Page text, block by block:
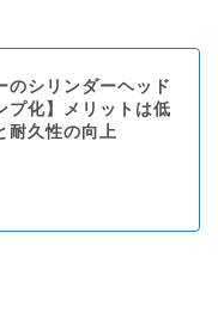
のシリンダーヘッド
プ化】メリットは低
耐久性の向上